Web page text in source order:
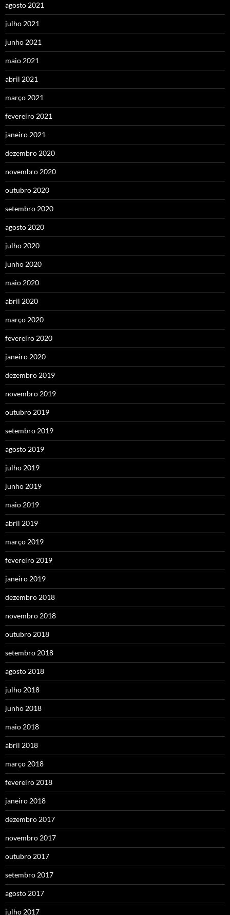
agosto 2021
julho 2021
junho 2021
maio 2021
abril 2021
março 2021
fevereiro 2021
janeiro 2021
dezembro 2020
novembro 2020
outubro 2020
setembro 2020
agosto 2020
julho 2020
junho 2020
maio 2020
abril 2020
março 2020
fevereiro 2020
janeiro 2020
dezembro 2019
novembro 2019
outubro 2019
setembro 2019
agosto 2019
julho 2019
junho 2019
maio 2019
abril 2019
março 2019
fevereiro 2019
janeiro 2019
dezembro 2018
novembro 2018
outubro 2018
setembro 2018
agosto 2018
julho 2018
junho 2018
maio 2018
abril 2018
março 2018
fevereiro 2018
janeiro 2018
dezembro 2017
novembro 2017
outubro 2017
setembro 2017
agosto 2017
julho 2017